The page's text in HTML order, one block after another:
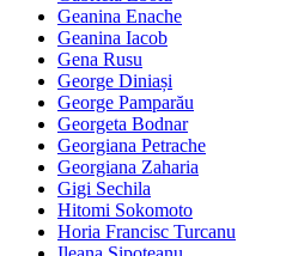
Geanina Enache
Geanina Iacob
Gena Rusu
George Diniași
George Pamparău
Georgeta Bodnar
Georgiana Petrache
Georgiana Zaharia
Gigi Sechila
Hitomi Sokomoto
Horia Francisc Turcanu